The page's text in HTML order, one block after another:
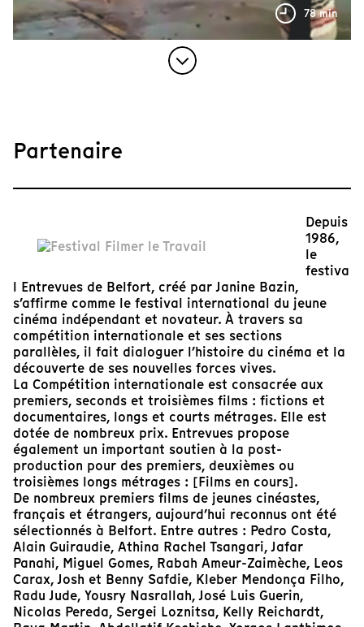
78 min
Partenaire
Depuis
1986,
le
festiva
l Entrevues de Belfort, créé par Janine Bazin,
s’affirme comme le festival international du jeune
cinéma indépendant et novateur. À travers sa
compétition internationale et ses sections
parallèles, il fait dialoguer l’histoire du cinéma et la
découverte de ses nouvelles forces vives.
La Compétition internationale est consacrée aux
premiers, seconds et troisièmes films : fictions et
documentaires, longs et courts métrages. Elle est
dotée de nombreux prix. Entrevues propose
également un important soutien à la post-
production pour des premiers, deuxièmes ou
troisièmes longs métrages : [Films en cours].
De nombreux premiers films de jeunes cinéastes,
français et étrangers, aujourd’hui reconnus ont été
sélectionnés à Belfort. Entre autres : Pedro Costa,
Alain Guiraudie, Athina Rachel Tsangari, Jafar
Panahi, Miguel Gomes, Rabah Ameur-Zaimèche, Leos
Carax, Josh et Benny Safdie, Kleber Mendonça Filho,
Radu Jude, Yousry Nasrallah, José Luis Guerin,
Nicolas Pereda, Sergei Loznitsa, Kelly Reichardt,